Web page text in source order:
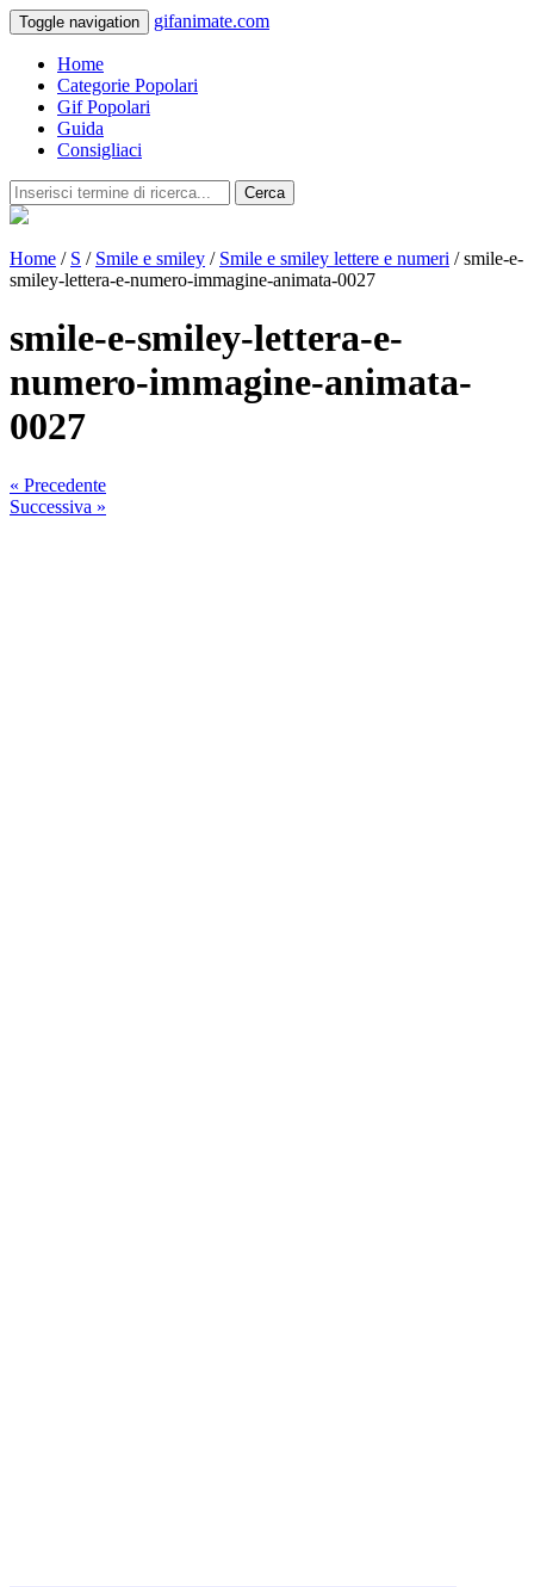
Toggle navigation gifanimate.com
Home
Categorie Popolari
Gif Popolari
Guida
Consigliaci
Cerca
Home / S / Smile e smiley / Smile e smiley lettere e numeri / smile-e-
smiley-lettera-e-numero-immagine-animata-0027
smile-e-smiley-lettera-e-
numero-immagine-animata-
0027
« Precedente
Successiva »